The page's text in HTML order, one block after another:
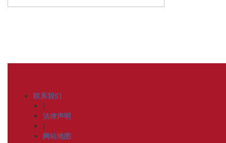
联系我们
|
法律声明
|
网站地图